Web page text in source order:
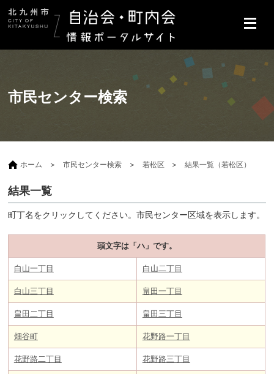
市民センター検索
ホーム 市民センター検索 若松区 結果一覧（若松区）
結果一覧
町丁名をクリックしてください。市民センター区域を表示します。
頭文字は「ハ」です。
白山一丁目 白山二丁目
白山三丁目 畠田一丁目
畠田二丁目 畠田三丁目
畑谷町 花野路一丁目
花野路二丁目 花野路三丁目